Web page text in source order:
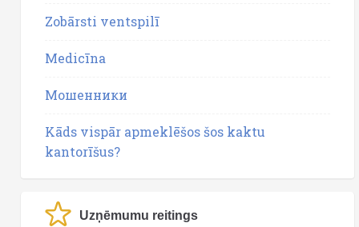
Zobārsti ventspilī
Medicīna
Мошенники
Kāds vispār apmeklēšos šos kaktu
kantorīšus?
Uzņēmumu reitings